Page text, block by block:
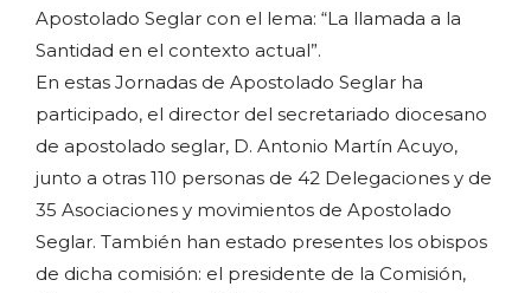
Apostolado Seglar con el lema: “La llamada a la
Santidad en el contexto actual”.
En estas Jornadas de Apostolado Seglar ha
participado, el director del secretariado diocesano
de apostolado seglar, D. Antonio Martín Acuyo,
junto a otras 110 personas de 42 Delegaciones y de
35 Asociaciones y movimientos de Apostolado
Seglar. También han estado presentes los obispos
de dicha comisión: el presidente de la Comisión,